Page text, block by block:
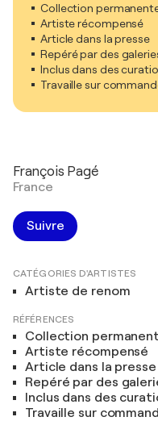
Collection
Artiste récompensé
Article dans la presse
Repéré par des
Inclus dans des
Travaille sur
François Pagé
France
Suivre
CATÉGORIES D'ARTISTES
Artiste de renom
RÉFÉRENCES
Collection
Artiste récompensé
Article dans la presse
Repéré par des
Inclus dans des
Travaille sur